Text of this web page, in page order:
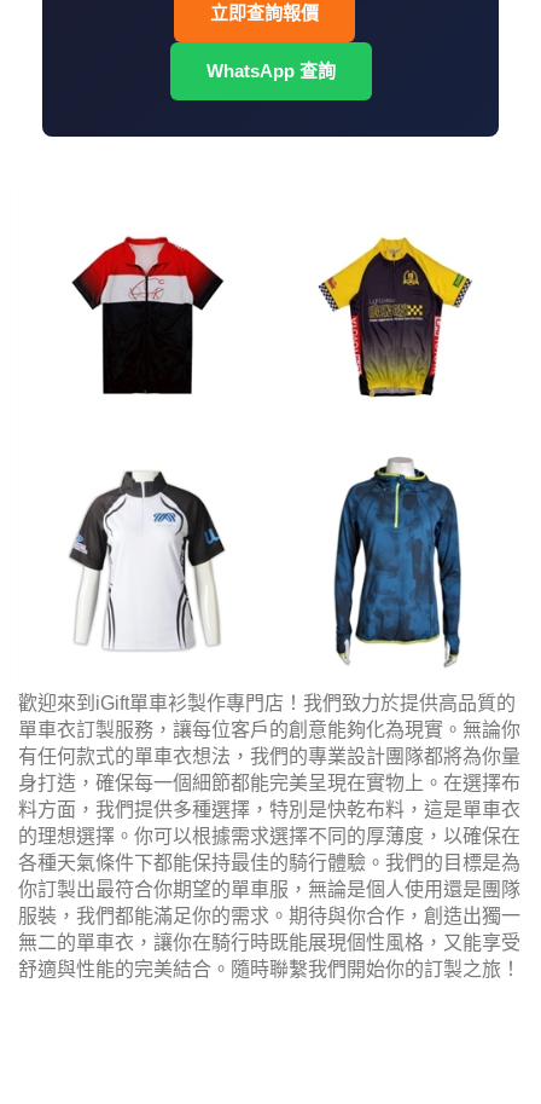
立即查詢報價
WhatsApp 查詢
歡迎來到iGift單車衫製作專門店！我們致力於提供高品質的
單車衣訂製服務，讓每位客戶的創意能夠化為現實。無論你
有任何款式的單車衣想法，我們的專業設計團隊都將為你量
身打造，確保每一個細節都能完美呈現在實物上。在選擇布
料方面，我們提供多種選擇，特別是快乾布料，這是單車衣
的理想選擇。你可以根據需求選擇不同的厚薄度，以確保在
各種天氣條件下都能保持最佳的騎行體驗。我們的目標是為
你訂製出最符合你期望的單車服，無論是個人使用還是團隊
服裝，我們都能滿足你的需求。期待與你合作，創造出獨一
無二的單車衣，讓你在騎行時既能展現個性風格，又能享受
舒適與性能的完美結合。隨時聯繫我們開始你的訂製之旅！